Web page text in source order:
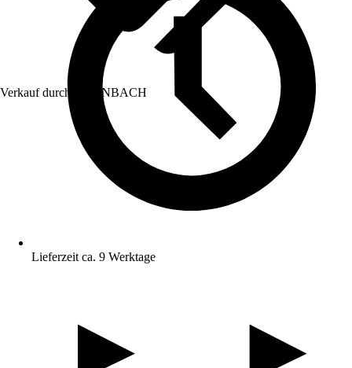
Verkauf durch: HORNBACH
Lieferzeit ca. 9 Werktage